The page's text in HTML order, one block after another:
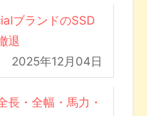
ブランドのSSD
退
2025年12月04日
長・全幅・馬力・